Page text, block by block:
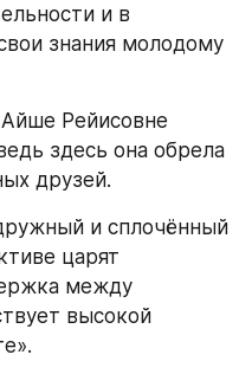
и в
знания молодому
Рейисовне
здесь она обрела
друзей.
и сплочённый
царят
между
высокой